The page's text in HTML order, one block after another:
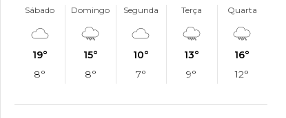
Sábado
19°
8°
Domingo
15°
8°
Segunda
10°
7°
Terça
13°
9°
Quarta
16°
12°